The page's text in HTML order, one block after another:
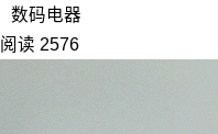
数码电器
阅读 2576